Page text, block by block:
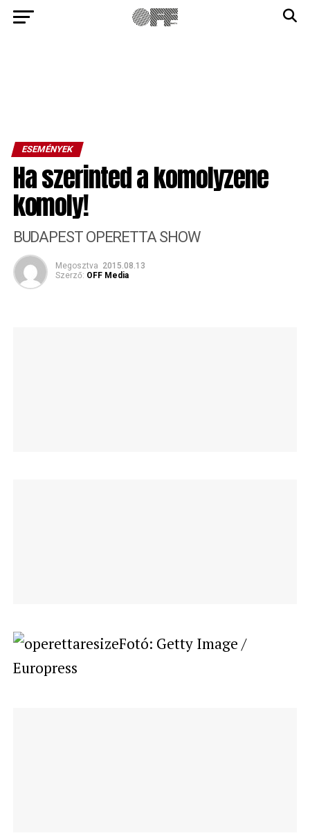
ESEMÉNYEK
Ha szerinted a komolyzene
komoly!
BUDAPEST OPERETTA SHOW
Megosztva 2015.08.13
Szerző: OFF Media
Fotó: Getty Image /
Europress